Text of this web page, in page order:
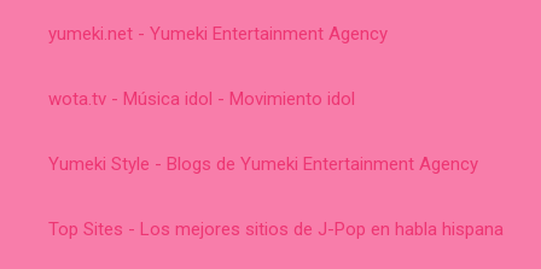
yumeki.net - Yumeki Entertainment Agency
wota.tv - Música idol - Movimiento idol
Yumeki Style - Blogs de Yumeki Entertainment Agency
Top Sites - Los mejores sitios de J-Pop en habla hispana